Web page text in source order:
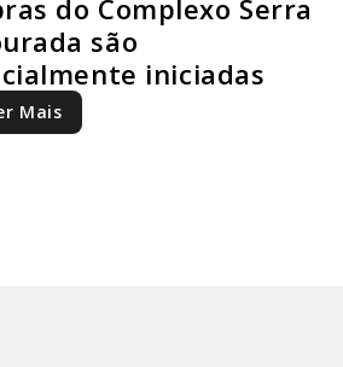
do Complexo Serra
são
iniciadas
Mais